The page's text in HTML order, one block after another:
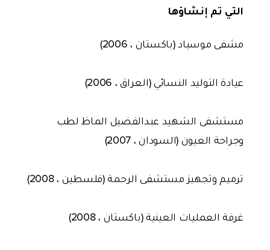
التي تم إنشاؤها
مشفى موسياد (باكستان ، 2006)
عيادة التوليد النسائي (العراق ، 2006)
مستشفى الشهيد عبدالفضيل الماظ لطب
وجراحة العيون (السودان ، 2007)
ترميم وتجهيز مستشفى الرحمة (فلسطين ، 2008)
غرفة العمليات العينية (باكستان ، 2008)